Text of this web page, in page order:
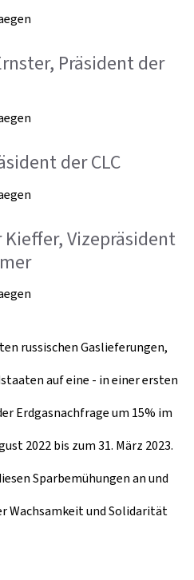
Präsident der
der CLC
Kieffer, Vizepräsident
russischen Gaslieferungen,
auf eine - in einer ersten
Erdgasnachfrage um 15% im
2022 bis zum 31. März 2023.
Sparbemühungen an und
Wachsamkeit und Solidarität